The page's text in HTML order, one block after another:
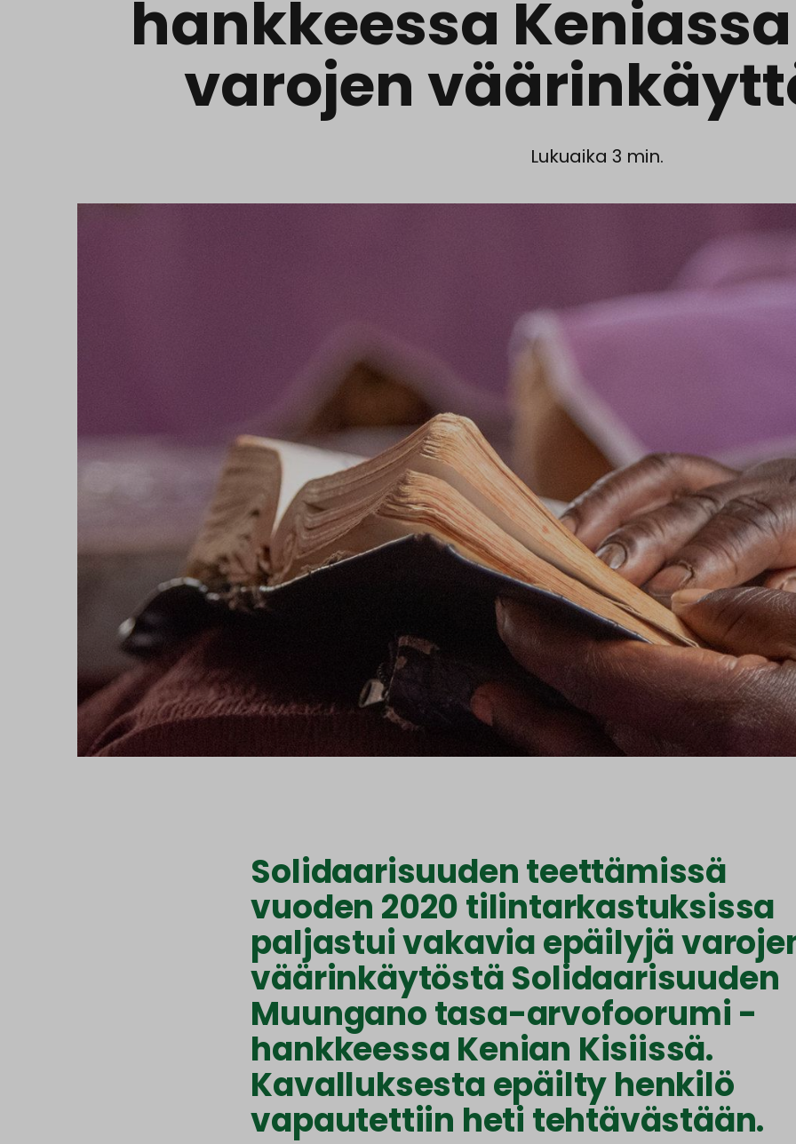
hankkeessa
varojen
Lukuaika 3 min.
Solidaarisuuden teettämissä
vuoden 2020 tilintarkastuksissa
paljastui vakavia epäilyjä
väärinkäytöstä Solidaarisuuden
Muungano tasa-arvofoorumi -
hankkeessa Kenian Kisiissä.
Kavalluksesta epäilty henkilö
vapautettiin heti tehtävästään.